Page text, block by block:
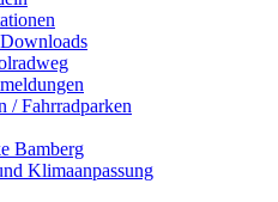
/ Fahrradparken
Bamberg
Klimaanpassung